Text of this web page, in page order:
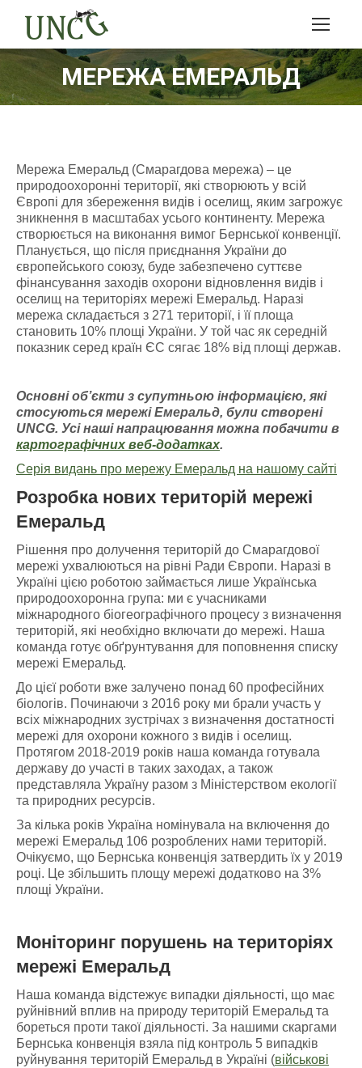
МЕРЕЖА ЕМЕРАЛЬД
Мережа Емеральд (Смарагдова мережа) – це
природоохоронні території, які створюють у всій
Європі для збереження видів і оселищ, яким загрожує
зникнення в масштабах усього континенту. Мережа
створюється на виконання вимог Бернської конвенції.
Планується, що після приєднання України до
європейського союзу, буде забезпечено суттєве
фінансування заходів охорони відновлення видів і
оселищ на територіях мережі Емеральд. Наразі
мережа складається з 271 території, і її площа
становить 10% площі України. У той час як середній
показник серед країн ЄС сягає 18% від площі держав.
Основні об’єкти з супутньою інформацією, які
стосуються мережі Емеральд, були створені
UNCG. Усі наші напрацювання можна побачити в
картографічних веб-додатках.
Серія видань про мережу Емеральд на нашому сайті
Розробка нових територій мережі
Емеральд
Рішення про долучення територій до Смарагдової
мережі ухвалюються на рівні Ради Європи. Наразі в
Україні цією роботою займається лише Українська
природоохоронна група: ми є учасниками
міжнародного біогеографічного процесу з визначення
територій, які необхідно включати до мережі. Наша
команда готує обґрунтування для поповнення списку
мережі Емеральд.
До цієї роботи вже залучено понад 60 професійних
біологів. Починаючи з 2016 року ми брали участь у
всіх міжнародних зустрічах з визначення достатності
мережі для охорони кожного з видів і оселищ.
Протягом 2018-2019 років наша команда готувала
державу до участі в таких заходах, а також
представляла Україну разом з Міністерством екології
та природних ресурсів.
За кілька років Україна номінувала на включення до
мережі Емеральд 106 розроблених нами територій.
Очікуємо, що Бернська конвенція затвердить їх у 2019
році. Це збільшить площу мережі додатково на 3%
площі України.
Моніторинг порушень натериторіях
мережі Емеральд
Наша команда відстежує випадки діяльності, що має
руйнівний вплив на природу територій Емеральд та
бореться проти такої діяльності. За нашими скаргами
Бернська конвенція взяла під контроль 5 випадків
руйнування територій Емеральд в Україні (військові